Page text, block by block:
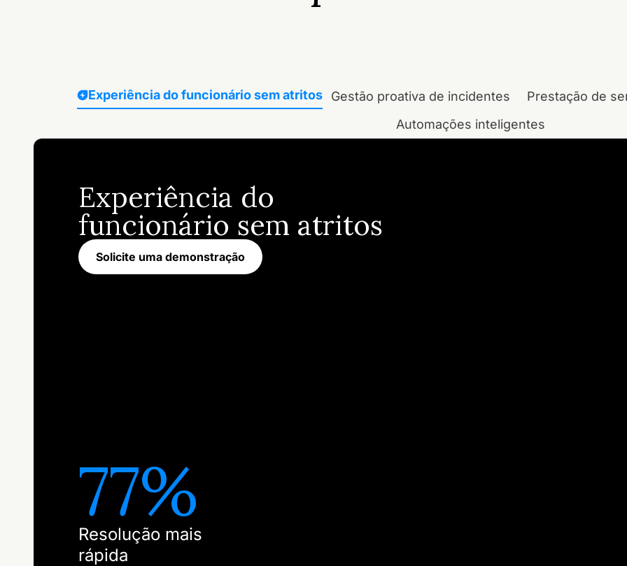
Experiência do funcionário sem atritos Gestão proativa de incidentes
Prestação de
Automações inteligentes
77%
Resolução mais
rápida
Experiência do
funcionário sem atritos
Solicite uma demonstração